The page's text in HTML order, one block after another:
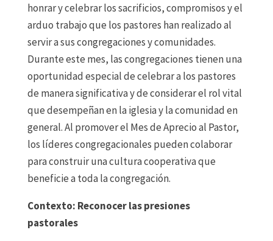
honrar y celebrar los sacrificios, compromisos y el
arduo trabajo que los pastores han realizado al
servir a sus congregaciones y comunidades.
Durante este mes, las congregaciones tienen una
oportunidad especial de celebrar a los pastores
de manera significativa y de considerar el rol vital
que desempeñan en la iglesia y la comunidad en
general. Al promover el Mes de Aprecio al Pastor,
los líderes congregacionales pueden colaborar
para construir una cultura cooperativa que
beneficie a toda la congregación.
Contexto: Reconocer las presiones
pastorales